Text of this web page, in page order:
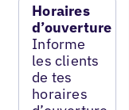
Horaires
d’ouverture
Informe
les clients
de tes
horaires